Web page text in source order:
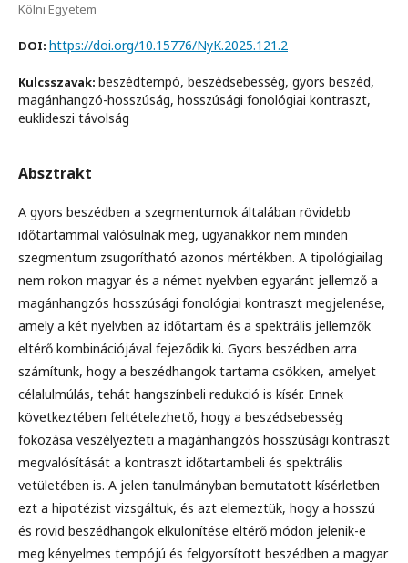
Kölni Egyetem
DOI: https://doi.org/10.15776/NyK.2025.121.2
Kulcsszavak: beszédtempó, beszédsebesség, gyors beszéd,
magánhangzó-hosszúság, hosszúsági fonológiai kontraszt,
euklideszi távolság
Absztrakt
A gyors beszédben a szegmentumok általában rövidebb
időtartammal valósulnak meg, ugyanakkor nem minden
szegmentum zsugorítható azonos mértékben. A tipológiailag
nem rokon magyar és a német nyelvben egyaránt jellemző a
magánhangzós hosszúsági fonológiai kontraszt megjelenése,
amely a két nyelvben az időtartam és a spektrális jellemzők
eltérő kombinációjával fejeződik ki. Gyors beszédben arra
számítunk, hogy a beszédhangok tartama csökken, amelyet
célalulmúlás, tehát hangszínbeli redukció is kísér. Ennek
következtében feltételezhető, hogy a beszédsebesség
fokozása veszélyezteti a magánhangzós hosszúsági kontraszt
megvalósítását a kontraszt időtartambeli és spektrális
vetületében is. A jelen tanulmányban bemutatott kísérletben
ezt a hipotézist vizsgáltuk, és azt elemeztük, hogy a hosszú
és rövid beszédhangok elkülönítése eltérő módon jelenik-e
meg kényelmes tempójú és felgyorsított beszédben a magyar